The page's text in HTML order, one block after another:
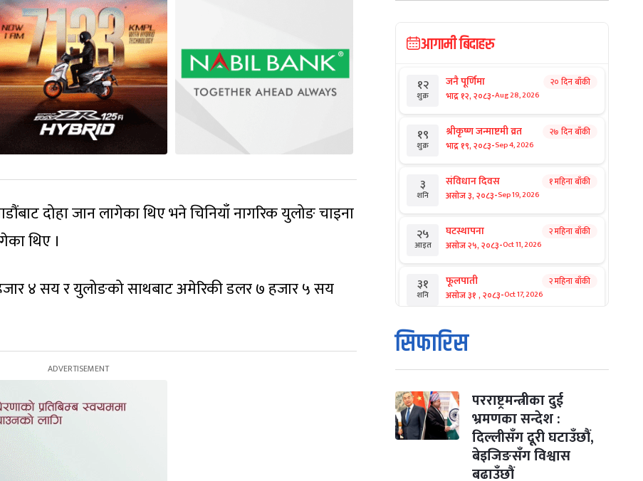
दोहा जान लागेका थिए भने चिनियाँ नागरिक युलोङ चाइना
थिए ।
४ सय र युलोङको साथबाट अमेरिकी डलर ७ हजार ५ सय
आगामी बिदाहरु
१२
शुक्र
जनै पूर्णिमा
भाद्र १२, २०८३-Aug 28, 2026
२० दिन बाँकी
१९
शुक्र
श्रीकृष्ण जन्माष्टमी व्रत
भाद्र १९, २०८३-Sep 4, 2026
२७ दिन बाँकी
३
शनि
संविधान दिवस
असोज ३, २०८३-Sep 19, 2026
१ महिना बाँकी
२५
आइत
घटस्थापना
असोज २५, २०८३-Oct 11, 2026
२ महिना बाँकी
३१
शनि
फूलपाती
असोज ३१ , २०८३-Oct 17, 2026
२ महिना बाँकी
१
आइत
कार्तिक सङ्क्रान्ति
कार्तिक १, २०८३
मंगल कार्तिक ३, २०८३-Oct 20, 2026
४ विजयादशमी
कार्तिक ४, २०८३-Oct 21, 2026
२ महिना बाँकी
सिफारिस
परराष्ट्रमन्त्रीका दुई
भ्रमणका सन्देश :
दिल्लीसँग दूरी घटाउँछौं,
बेइजिङसँग विश्वास
बढाउँछौं